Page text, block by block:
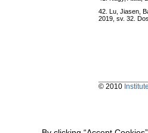
42. Lu, Jiasen,
2019, sv. 32.
© 2010